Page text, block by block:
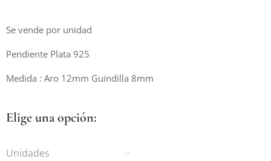
Se vende por unidad
Pendiente Plata 925
Medida : Aro 12mm Guindilla 8mm
Elige una opción:
Unidades